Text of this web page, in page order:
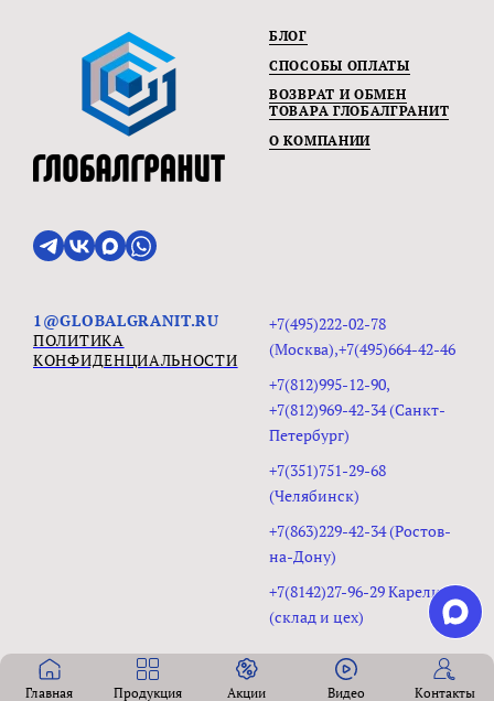
Главная Продукция Акции Видео Контакты
БЛОГ
СПОСОБЫ ОПЛАТЫ
ВОЗВРАТ И ОБМЕН
ТОВАРА ГЛОБАЛГРАНИТ
О КОМПАНИИ
1@GLOBALGRANIT.RU
ПОЛИТИКА
КОНФИДЕНЦИАЛЬНОСТИ
+7(495)222-02-78
(Москва),+7(495)664-42-46
+7(812)995-12-90,
+7(812)969-42-34 (Санкт-
Петербург)
+7(351)751-29-68
(Челябинск)
+7(863)229-42-34 (Ростов-
на-Дону)
+7(8142)27-96-29 Карелия
(склад и цех)